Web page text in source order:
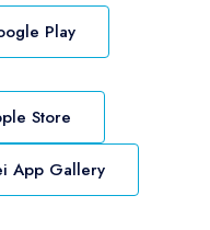
Play
Store
App Gallery